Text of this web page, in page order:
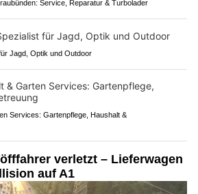
Service, Reparatur & Turbolader
Jagd, Optik und Outdoor
Services: Gartenpflege, Haushalt &
verletzt – Lieferwagen
auf A1